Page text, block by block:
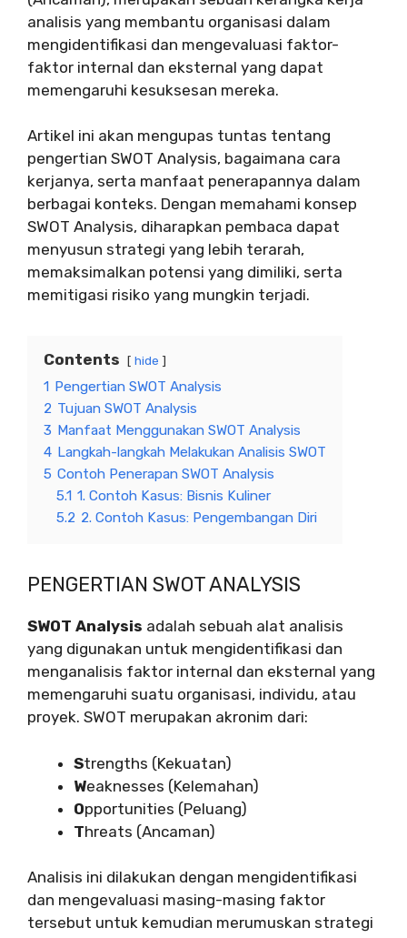
analisis yang membantu organisasi dalam
mengidentifikasi dan mengevaluasi faktor-
faktor internal dan eksternal yang dapat
memengaruhi kesuksesan mereka.
Artikel ini akan mengupas tuntas tentang
pengertian SWOT Analysis, bagaimana cara
kerjanya, serta manfaat penerapannya dalam
berbagai konteks. Dengan memahami konsep
SWOT Analysis, diharapkan pembaca dapat
menyusun strategi yang lebih terarah,
memaksimalkan potensi yang dimiliki, serta
memitigasi risiko yang mungkin terjadi.
Contents hide
1 Pengertian SWOT Analysis
2 Tujuan SWOT Analysis
3 Manfaat Menggunakan SWOT Analysis
4 Langkah-langkah Melakukan Analisis SWOT
5 Contoh Penerapan SWOT Analysis
5.1 1. Contoh Kasus: Bisnis Kuliner
5.2 2. Contoh Kasus: Pengembangan Diri
PENGERTIAN SWOT ANALYSIS
SWOT Analysis adalah sebuah alat analisis
yang digunakan untuk mengidentifikasi dan
menganalisis faktor internal dan eksternal yang
memengaruhi suatu organisasi, individu, atau
proyek. SWOT merupakan akronim dari:
Strengths (Kekuatan)
Weaknesses (Kelemahan)
Opportunities (Peluang)
Threats (Ancaman)
Analisis ini dilakukan dengan mengidentifikasi
dan mengevaluasi masing-masing faktor
tersebut untuk kemudian merumuskan strategi